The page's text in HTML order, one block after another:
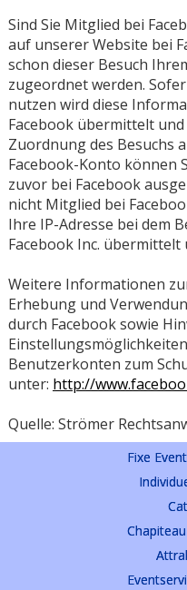
Sind Sie Mitglied bei
auf unserer Website bei
schon dieser Besuch
zugeordnet werden.
nutzen wird diese
Facebook übermittelt
Zuordnung des Besuchs
Facebook-Konto können
zuvor bei Facebook
nicht Mitglied bei
Ihre IP-Adresse bei dem
Facebook Inc. übermittelt
Weitere Informationen
Erhebung und
durch Facebook sowie
Benutzerkonten zum
unter: http://
Quelle: Strömer
Fixe